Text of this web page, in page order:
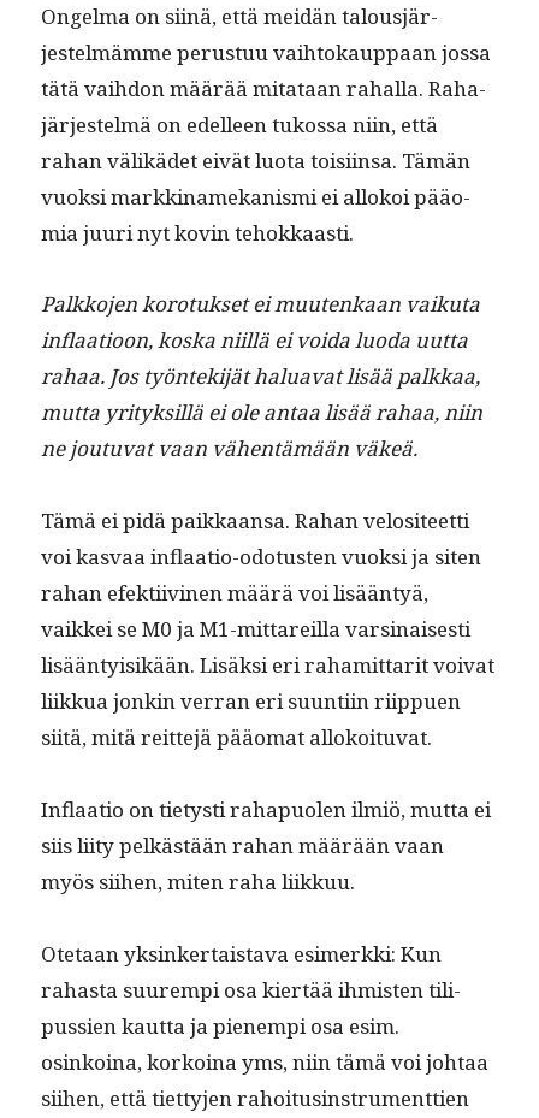
Ongel­ma on siinä, että mei­dän talousjär­
jestelmämme perus­tuu vai­h­tokaup­paan jos­sa
tätä vai­h­don määrää mitataan rahal­la. Raha­
jär­jestelmä on edelleen tukos­sa niin, että
rahan välikädet eivät luo­ta toisi­in­sa. Tämän
vuok­si markki­namekanis­mi ei allokoi pääo­
mia juuri nyt kovin tehokkaasti.
Palkko­jen koro­tuk­set ei muutenkaan vaiku­ta
inflaa­tioon, kos­ka niil­lä ei voi­da luo­da uut­ta
rahaa. Jos työn­tek­i­jät halu­a­vat lisää palkkaa,
mut­ta yri­tyk­sil­lä ei ole antaa lisää rahaa, niin
ne joutu­vat vaan vähen­tämään väkeä.
Tämä ei pidä paikkaansa. Rahan velosi­teet­ti
voi kas­vaa inflaa­tio-odotusten vuok­si ja siten
rahan efek­ti­ivi­nen määrä voi lisään­tyä,
vaikkei se M0 ja M1-mittareil­la varsi­nais­es­ti
lisään­ty­isikään. Lisäk­si eri rahamit­tar­it voivat
liikkua jonkin ver­ran eri suun­ti­in riip­puen
siitä, mitä reit­te­jä pääo­mat allokoituvat.
Inflaa­tio on tietysti raha­puolen ilmiö, mut­ta ei
siis liity pelkästään rahan määrään vaan
myös siihen, miten raha liikkuu.
Ote­taan yksinker­tais­ta­va esimerk­ki: Kun
rahas­ta suurem­pi osa kiertää ihmis­ten tili­
pussien kaut­ta ja pienem­pi osa esim.
osinkoina, korkoina yms, niin tämä voi johtaa
siihen, että tiet­ty­jen rahoi­tusin­stru­ment­tien